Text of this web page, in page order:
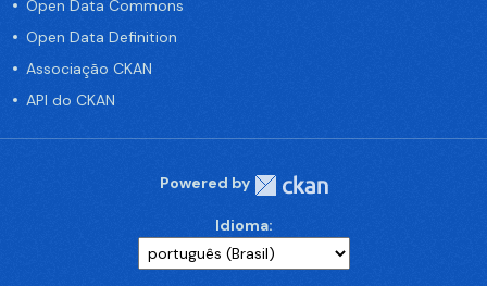
Open Data Commons
Open Data Definition
Associação CKAN
API do CKAN
Powered by
Idioma